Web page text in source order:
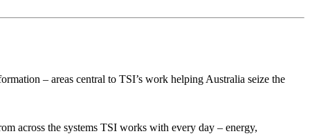
– areas central to TSI’s work helping Australia seize the
across the systems TSI works with every day – energy,